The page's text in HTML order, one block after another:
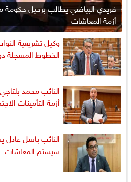
فريدي البياضي يطالب برحيل حكومة
أزمة المعاشات
وكيل تشريعية
الخطوط المسجلة
النائب محمد
أزمة التأمينات
النائب باسل عادل
سيستم المعاشات